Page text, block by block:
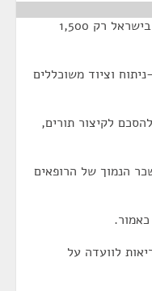
"הוועדה שמעה כי בשנת 1989 בוצעו בישראל רק 1,500
וציוד משוכללים
לקיצור תורים,
הנמוך של הרופאים
מסר שר הבריאות לוועדה על